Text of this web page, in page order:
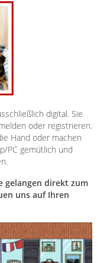
digital. Sie
oder registrieren.
Hand oder machen
PC gemütlich und
gelangen direkt zum
uns auf Ihren